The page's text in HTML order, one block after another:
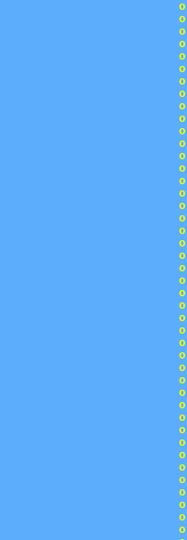
o
o
o
o
o
o
o
o
o
o
o
o
o
o
o
o
o
o
o
o
o
o
o
o
o
o
o
o
o
o
o
o
o
o
o
o
o
o
o
o
o
o
o